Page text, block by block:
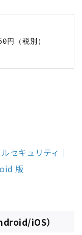
（税別）
セキュリティ｜
版
iOS）